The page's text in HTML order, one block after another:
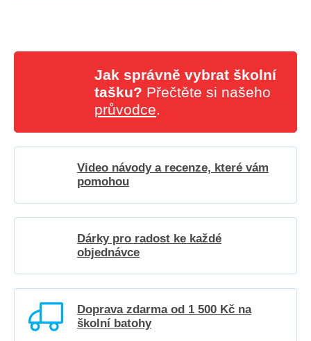
Jak správně vybrat školní
tašku? Přečtěte si našeho
průvodce.
Video návody a recenze, které vám
pomohou
Dárky pro radost ke každé
objednávce
Doprava zdarma od 1 500 Kč na
školní batohy